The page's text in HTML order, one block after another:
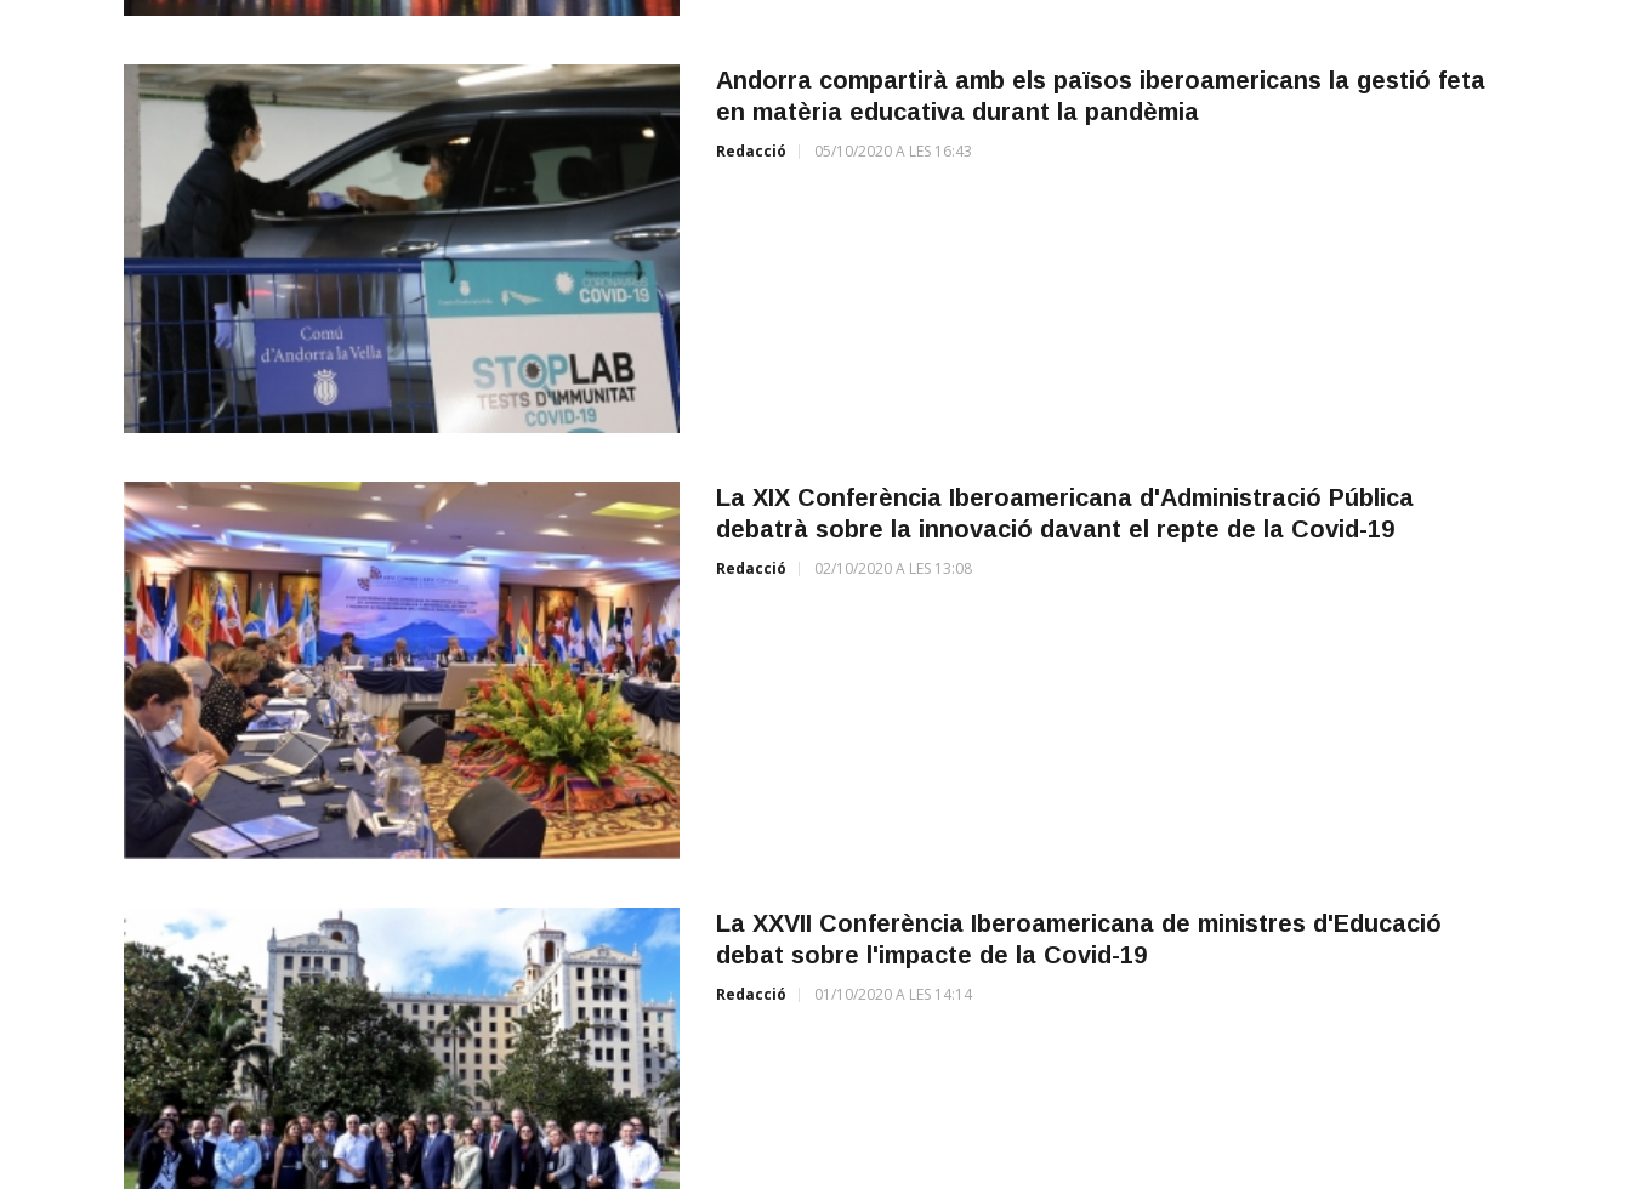
Andorra compartirà amb els països iberoamericans la gestió feta
en matèria educativa durant la pandèmia
Redacció 05/10/2020 A LES 16:43
La XIX Conferència Iberoamericana d'Administració Pública
debatrà sobre la innovació davant el repte de la Covid-19
Redacció 02/10/2020 A LES 13:08
La XXVII Conferència Iberoamericana de ministres d'Educació
debat sobre l'impacte de la Covid-19
Redacció 01/10/2020 A LES 14:14